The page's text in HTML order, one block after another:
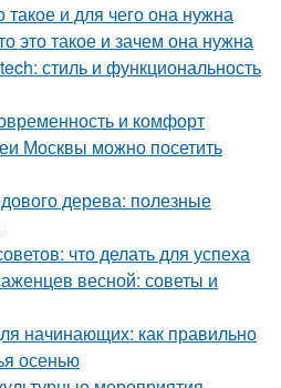
и для чего она нужна
это такое и зачем она нужна
стиль и функциональность
и комфорт
Москвы можно посетить
дерева: полезные
что делать для успеха
весной: советы и
начинающих: как правильно
осенью